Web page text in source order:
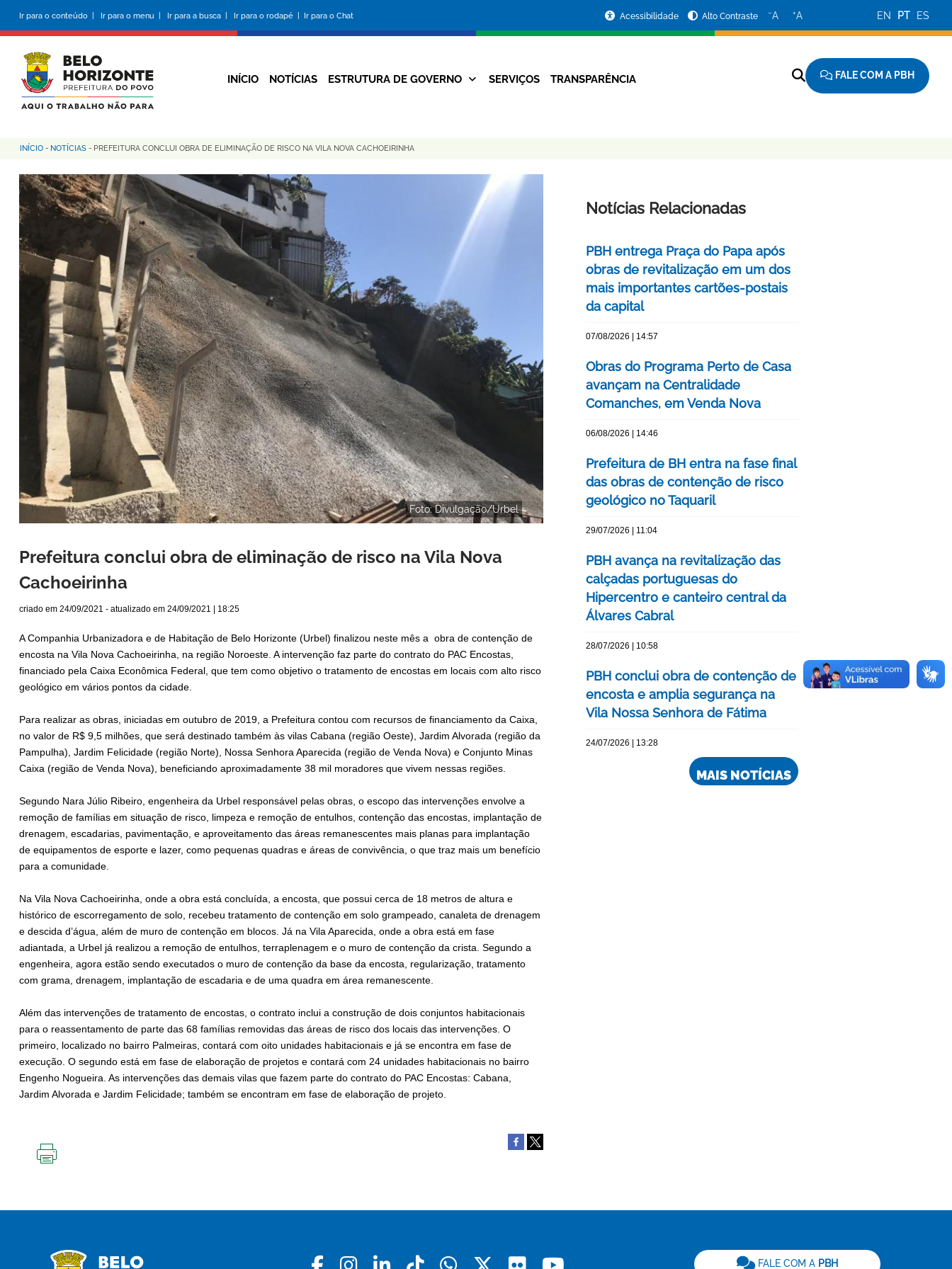
conteúdo
principal
Ir para o conteúdo | Ir para o menu | Ir para a busca | Ir para o rodapé | Ir para o Chat
da
Prefeitura
Acessibilidade Alto Contraste −A +A EN PT ES
Navegação
INÍCIO NOTÍCIAS ESTRUTURA DE GOVERNO SERVIÇOS TRANSPARÊNCIA FALE COM A PBH
Trilha
de
navegação
INÍCIO - NOTÍCIAS - PREFEITURA CONCLUI OBRA DE ELIMINAÇÃO DE RISCO NA VILA NOVA CACHOEIRINHA
Foto: Divulgação/Urbel
Prefeitura conclui obra de eliminação de risco na Vila Nova
Cachoeirinha
criado em 24/09/2021 - atualizado em 24/09/2021 | 18:25
A Companhia Urbanizadora e de Habitação de Belo Horizonte (Urbel) finalizou neste mês a obra de contenção de
encosta na Vila Nova Cachoeirinha, na região Noroeste. A intervenção faz parte do contrato do PAC Encostas,
financiado pela Caixa Econômica Federal, que tem como objetivo o tratamento de encostas em locais com alto risco
geológico em vários pontos da cidade.
Para realizar as obras, iniciadas em outubro de 2019, a Prefeitura contou com recursos de financiamento da Caixa,
no valor de R$ 9,5 milhões, que será destinado também às vilas Cabana (região Oeste), Jardim Alvorada (região da
Pampulha), Jardim Felicidade (região Norte), Nossa Senhora Aparecida (região de Venda Nova) e Conjunto Minas
Caixa (região de Venda Nova), beneficiando aproximadamente 38 mil moradores que vivem nessas regiões.
Segundo Nara Júlio Ribeiro, engenheira da Urbel responsável pelas obras, o escopo das intervenções envolve a
remoção de famílias em situação de risco, limpeza e remoção de entulhos, contenção das encostas, implantação de
drenagem, escadarias, pavimentação, e aproveitamento das áreas remanescentes mais planas para implantação
de equipamentos de esporte e lazer, como pequenas quadras e áreas de convivência, o que traz mais um benefício
para a comunidade.
Na Vila Nova Cachoeirinha, onde a obra está concluída, a encosta, que possui cerca de 18 metros de altura e
histórico de escorregamento de solo, recebeu tratamento de contenção em solo grampeado, canaleta de drenagem
e descida d’água, além de muro de contenção em blocos. Já na Vila Aparecida, onde a obra está em fase
adiantada, a Urbel já realizou a remoção de entulhos, terraplenagem e o muro de contenção da crista. Segundo a
engenheira, agora estão sendo executados o muro de contenção da base da encosta, regularização, tratamento
com grama, drenagem, implantação de escadaria e de uma quadra em área remanescente.
Além das intervenções de tratamento de encostas, o contrato inclui a construção de dois conjuntos habitacionais
para o reassentamento de parte das 68 famílias removidas das áreas de risco dos locais das intervenções. O
primeiro, localizado no bairro Palmeiras, contará com oito unidades habitacionais e já se encontra em fase de
execução. O segundo está em fase de elaboração de projetos e contará com 24 unidades habitacionais no bairro
Engenho Nogueira. As intervenções das demais vilas que fazem parte do contrato do PAC Encostas: Cabana,
Jardim Alvorada e Jardim Felicidade; também se encontram em fase de elaboração de projeto.
Notícias Relacionadas
PBH entrega Praça do Papa após
obras de revitalização em um dos
mais importantes cartões-postais
da capital
07/08/2026 | 14:57
Obras do Programa Perto de Casa
avançam na Centralidade
Comanches, em Venda Nova
06/08/2026 | 14:46
Prefeitura de BH entra na fase final
das obras de contenção de risco
geológico no Taquaril
29/07/2026 | 11:04
PBH avança na revitalização das
calçadas portuguesas do
Hipercentro e canteiro central da
Álvares Cabral
28/07/2026 | 10:58
PBH conclui obra de contenção de
encosta e amplia segurança na
Vila Nossa Senhora de Fátima
24/07/2026 | 13:28
MAIS NOTÍCIAS
FALE COM A PBH